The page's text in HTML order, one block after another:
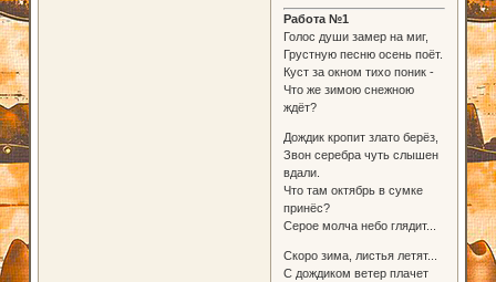
Работа №1
Голос души замер на миг,
Грустную песню осень поёт.
Куст за окном тихо поник -
Что же зимою снежною
ждёт?
Дождик кропит злато берёз,
Звон серебра чуть слышен
вдали.
Что там октябрь в сумке
принёс?
Серое молча небо глядит...
Скоро зима, листья летят...
С дождиком ветер плачет